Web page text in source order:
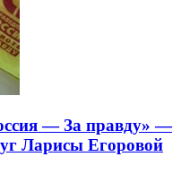
— За правду» —
Ларисы Егоровой